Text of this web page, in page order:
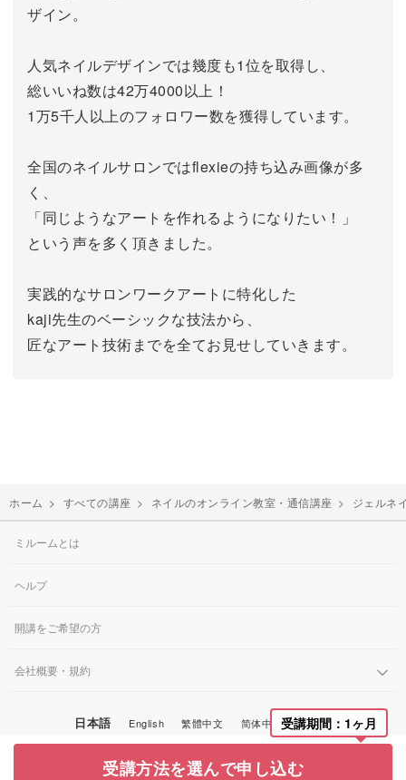
ザイン。
人気ネイルデザインでは幾度も1位を取得し、
総いいね数は42万4000以上！
1万5千人以上のフォロワー数を獲得しています。
全国のネイルサロンではflexieの持ち込み画像が多
く、
「同じようなアートを作れるようになりたい！」
という声を多く頂きました。
実践的なサロンワークアートに特化した
kaji先生のベーシックな技法から、
匠なアート技術までを全てお見せしていきます。
ホーム > すべての講座 > ネイルのオンライン教室・通信講座 > ジェルネ
受講期間：1ヶ月
受講方法を選んで申し込む
ミルームとは
ヘルプ
開講をご希望の方
会社概要・規約
日本語 English 繁體中文 简体中文 한국어
© Miroom, Inc.